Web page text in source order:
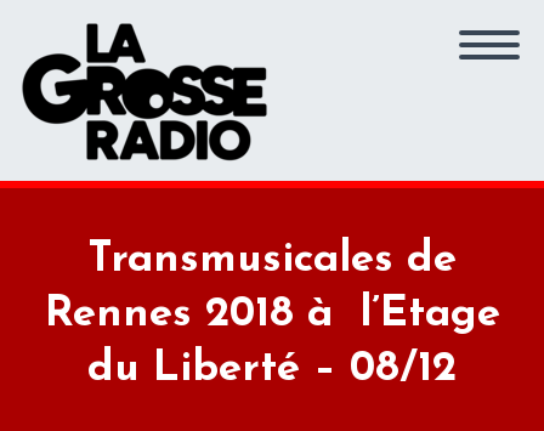
Transmusicales de
Rennes 2018 à l’Etage
du Liberté – 08/12